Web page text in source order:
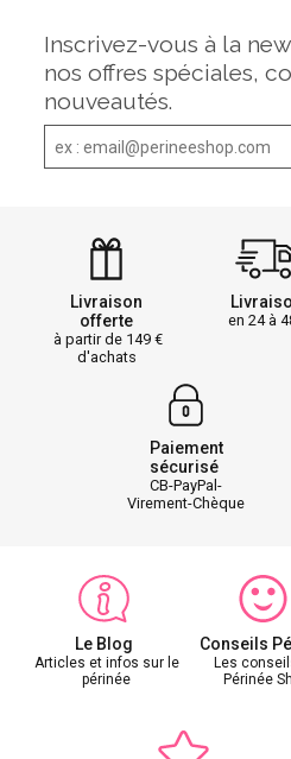
Inscrivez-vous à la
nos offres spéciales,
nouveautés.
Livraison
offerte
à partir de 149
d'achats
en 24 à
Paiement
sécurisé
CB-PayPal-
Virement-Chèque
Le Blog
Articles et infos sur le
périnée
Conseils
Les
Périnée